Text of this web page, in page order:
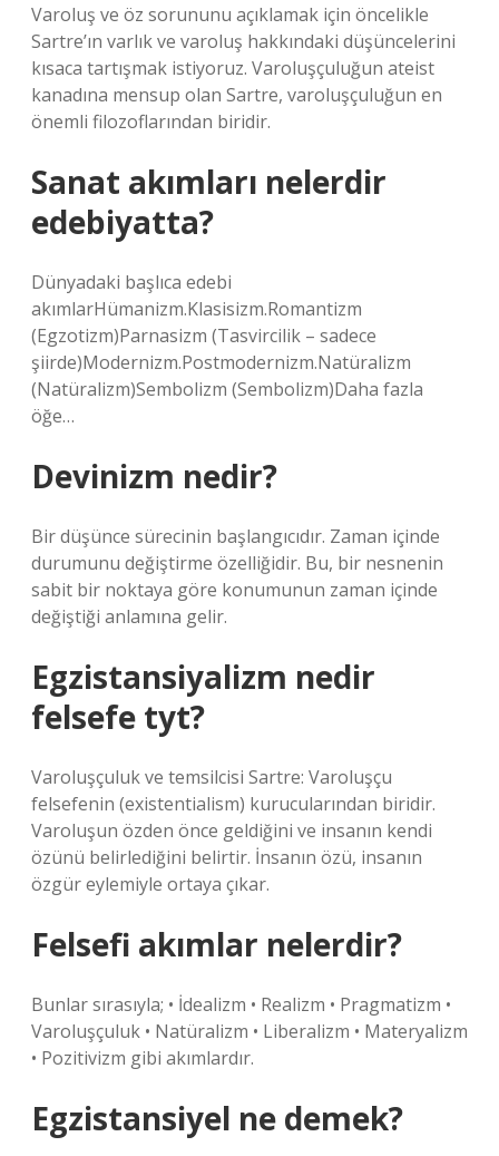
Varoluş ve öz sorununu açıklamak için öncelikle
Sartre’ın varlık ve varoluş hakkındaki düşüncelerini
kısaca tartışmak istiyoruz. Varoluşçuluğun ateist
kanadına mensup olan Sartre, varoluşçuluğun en
önemli filozoflarından biridir.
Sanat akımları nelerdir
edebiyatta?
Dünyadaki başlıca edebi
akımlarHümanizm.Klasisizm.Romantizm
(Egzotizm)Parnasizm (Tasvircilik – sadece
şiirde)Modernizm.Postmodernizm.Natüralizm
(Natüralizm)Sembolizm (Sembolizm)Daha fazla
öğe…
Devinizm nedir?
Bir düşünce sürecinin başlangıcıdır. Zaman içinde
durumunu değiştirme özelliğidir. Bu, bir nesnenin
sabit bir noktaya göre konumunun zaman içinde
değiştiği anlamına gelir.
Egzistansiyalizm nedir
felsefe tyt?
Varoluşçuluk ve temsilcisi Sartre: Varoluşçu
felsefenin (existentialism) kurucularından biridir.
Varoluşun özden önce geldiğini ve insanın kendi
özünü belirlediğini belirtir. İnsanın özü, insanın
özgür eylemiyle ortaya çıkar.
Felsefi akımlar nelerdir?
Bunlar sırasıyla; • İdealizm • Realizm • Pragmatizm •
Varoluşçuluk • Natüralizm • Liberalizm • Materyalizm
• Pozitivizm gibi akımlardır.
Egzistansiyel ne demek?